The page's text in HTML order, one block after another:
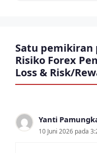
Satu pemikiran
Risiko Forex
Loss & Risk/
Yanti
10 Juni 2026 pada